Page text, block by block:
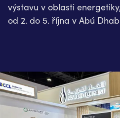
výstavu v oblasti
od 2. do 5. října v Abú